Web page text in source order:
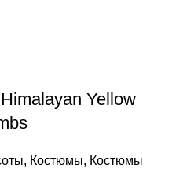
Yellow
, Костюмы, Костюмы